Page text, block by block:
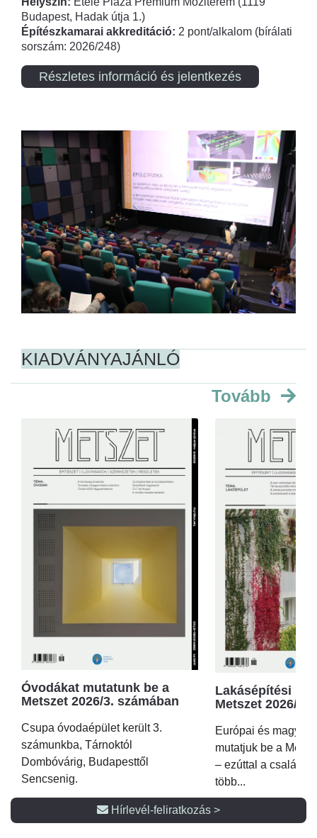
Budapest, Hadak útja 1.)
Építészkamarai akkreditáció: 2 pont/alkalom (bírálati
sorszám: 2026/248)
Részletes információ és jelentkezés
KIADVÁNYAJÁNLÓ
Tovább
Óvodákat mutatunk be a
Metszet 2026/3. számában
Csupa óvodaépület került 3.
számunkba, Tárnoktól
Dombóvárig, Budapesttől
Sencsenig.
Lakásépítési
Metszet 2026/2.
Európai és magyar
mutatjuk be a
– ezúttal a családi
több...
Hírlevél-feliratkozás >